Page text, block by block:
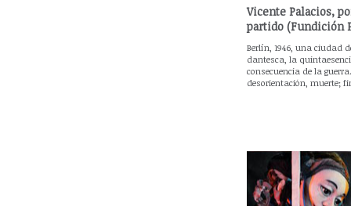
Vicente Palacios,
partido (Fundición
Berlín, 1946, una ciudad
dantesca, la
consecuencia de la
desorientación, muerte;